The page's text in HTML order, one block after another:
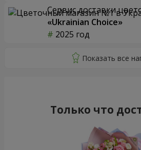
Сервис доставки
«Ukrainian Choice»
2025 год
Только что